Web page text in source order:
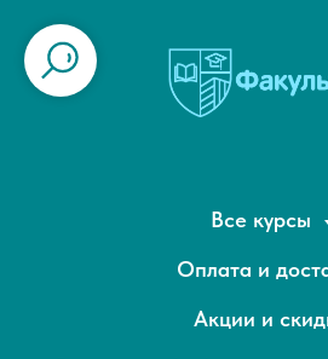
Все курсы
Оплата и
Акции и